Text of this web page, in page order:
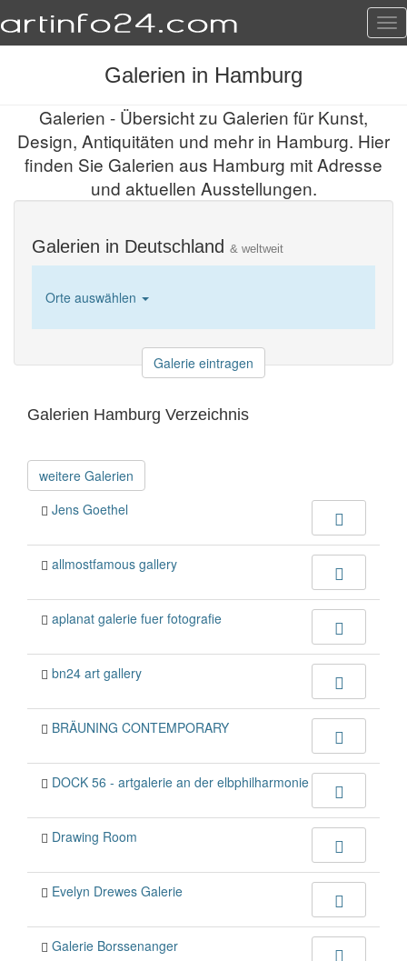
Galerien in Hamburg
Galerien - Übersicht zu Galerien für Kunst,
Design, Antiquitäten und mehr in Hamburg. Hier
finden Sie Galerien aus Hamburg mit Adresse
und aktuellen Ausstellungen.
Galerien in Deutschland & weltweit
Orte auswählen
Galerie eintragen
Galerien Hamburg Verzeichnis
weitere Galerien
Jens Goethel
allmostfamous gallery
aplanat galerie fuer fotografie
bn24 art gallery
BRÄUNING CONTEMPORARY
DOCK 56 - artgalerie an der elbphilharmonie
Drawing Room
Evelyn Drewes Galerie
Galerie Borssenanger